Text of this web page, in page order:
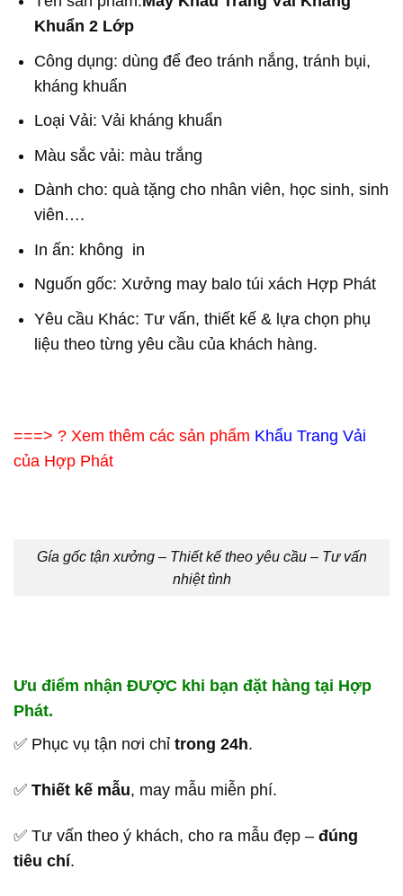
Khuẩn 2 Lớp
Công dụng: dùng để đeo tránh nắng, tránh bụi,
kháng khuẩn
Loại Vải: Vải kháng khuẩn
Màu sắc vải: màu trắng
Dành cho: quà tặng cho nhân viên, học sinh, sinh
viên….
In ấn: không in
Nguốn gốc: Xưởng may balo túi xách Hợp Phát
Yêu cầu Khác: Tư vấn, thiết kế & lựa chọn phụ
liệu theo từng yêu cầu của khách hàng.
===> ? Xem thêm các sản phẩm Khẩu Trang Vải
của Hợp Phát
Gía gốc tận xưởng – Thiết kế theo yêu cầu – Tư vấn
nhiệt tình
Ưu điểm nhận ĐƯỢC khi bạn đặt hàng tại Hợp
Phát.
✅ Phục vụ tận nơi chỉ trong 24h.
✅ Thiết kế mẫu, may mẫu miễn phí.
✅ Tư vấn theo ý khách, cho ra mẫu đẹp – đúng
tiêu chí.